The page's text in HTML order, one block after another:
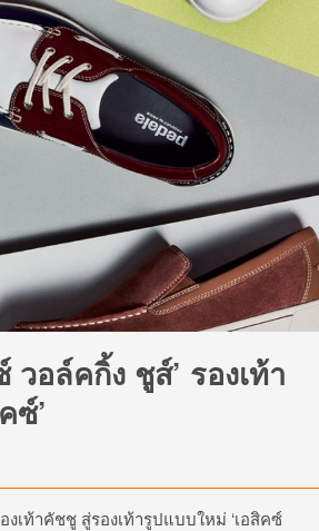
วอล์คกิ้ง ชูส์’ รองเท้า
ซ์’
เท้าคัชชู สู่รองเท้ารูปแบบใหม่ ‘เอสิคซ์